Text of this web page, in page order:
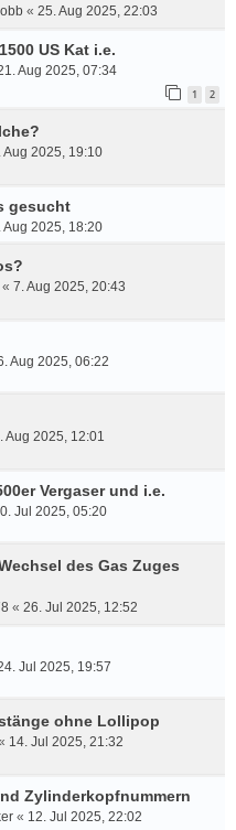
« 25. Aug 2025, 22:03
US Kat i.e.
Aug 2025, 07:34
1 2
Aug 2025, 19:10
gesucht
Aug 2025, 18:20
« 7. Aug 2025, 20:43
Aug 2025, 06:22
Aug 2025, 12:01
Vergaser und i.e.
Jul 2025, 05:20
des Gas Zuges
« 26. Jul 2025, 12:52
Jul 2025, 19:57
ohne Lollipop
14. Jul 2025, 21:32
Zylinderkopfnummern
« 12. Jul 2025, 22:02